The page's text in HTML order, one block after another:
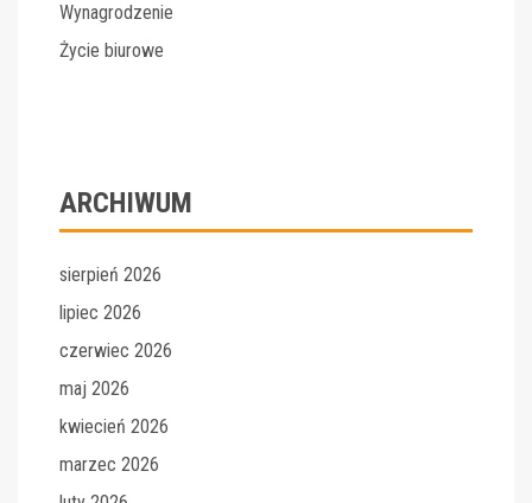
Wynagrodzenie
Życie biurowe
ARCHIWUM
sierpień 2026
lipiec 2026
czerwiec 2026
maj 2026
kwiecień 2026
marzec 2026